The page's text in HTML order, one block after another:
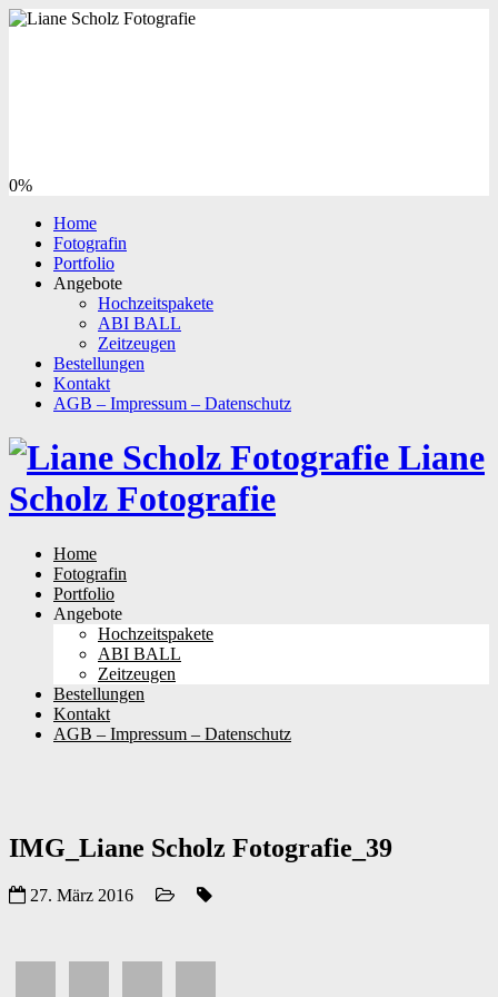
0%
Home
Fotografin
Portfolio
Angebote
Hochzeitspakete
ABI BALL
Zeitzeugen
Bestellungen
Kontakt
AGB – Impressum – Datenschutz
Liane
Scholz Fotografie
Skip
content
Home
Fotografin
Portfolio
Angebote
Hochzeitspakete
ABI BALL
Zeitzeugen
Bestellungen
Kontakt
AGB – Impressum – Datenschutz
IMG_Liane Scholz Fotografie_39
27. März 2016